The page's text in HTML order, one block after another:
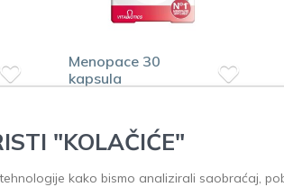
Menopace 30
kapsula
"KOLAČIĆE"
kako bismo analizirali saobraćaj,